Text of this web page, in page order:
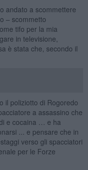
andato a scommettere
– scommetto
tifo per la mia
in televisione,
è stata che, secondo il
il poliziotto di Rogoredo
a assassino che
e cocaina … e ha
... e pensare che in
verso gli spacciatori
per le Forze